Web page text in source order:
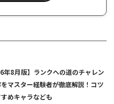
年8月版】ランクへの道のチャレン
マスター経験者が徹底解説！コツ
めキャラなども